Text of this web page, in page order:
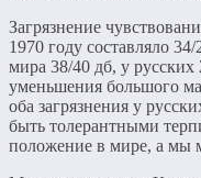
Загрязнение
1970 году составляло
мира 38/40 дб, у русских
уменьшения большого
оба загрязнения у
быть толерантными
положение в мире, а мы